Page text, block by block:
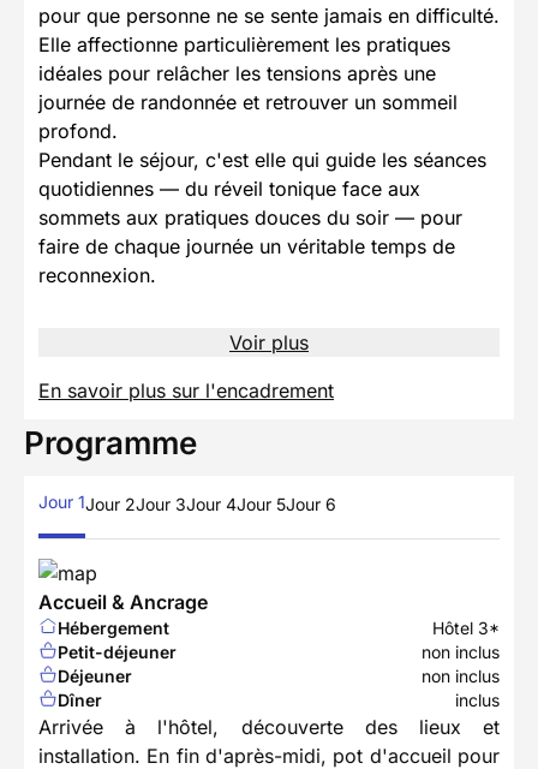
pour que personne ne se sente jamais en difficulté.
Elle affectionne particulièrement les pratiques
idéales pour relâcher les tensions après une
journée de randonnée et retrouver un sommeil
profond.
Pendant le séjour, c'est elle qui guide les séances
quotidiennes — du réveil tonique face aux
sommets aux pratiques douces du soir — pour
faire de chaque journée un véritable temps de
reconnexion.
Voir plus
En savoir plus sur l'encadrement
Programme
Jour 1Jour 2Jour 3Jour 4Jour 5Jour 6
Accueil & Ancrage
Hébergement
Hôtel 3*
Petit-déjeuner
non inclus
Déjeuner
non inclus
Dîner
inclus
Arrivée à l'hôtel, découverte des lieux et
installation. En fin d'après-midi, pot d'accueil pour